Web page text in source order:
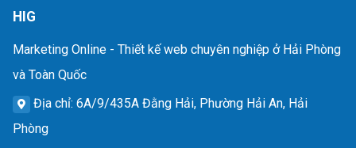
HIG
Marketing Online - Thiết kế web chuyên nghiệp ở Hải Phòng
và Toàn Quốc
Địa chỉ: 6A/9/435A Đằng Hải, Phường Hải An, Hải
Phòng